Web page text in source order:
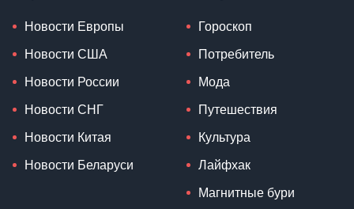
Новости Европы
Новости США
Новости России
Новости СНГ
Новости Китая
Новости Беларуси
Гороскоп
Потребитель
Мода
Путешествия
Культура
Лайфхак
Магнитные бури